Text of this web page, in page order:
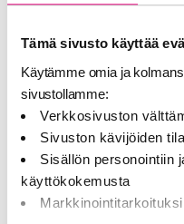
Tämä sivusto käyttää
Käytämme omia ja
sivustollamme:
Verkkosivuston
Sivuston kävijöiden
Sisällön personointiin
käyttökokemusta
laajenemaan mediana.
että askeleita uusille
Järvinen toteaa
Lisätietoja:
RadioMedia ry, Inka
p. 040 165 7010,
RadioMedia on